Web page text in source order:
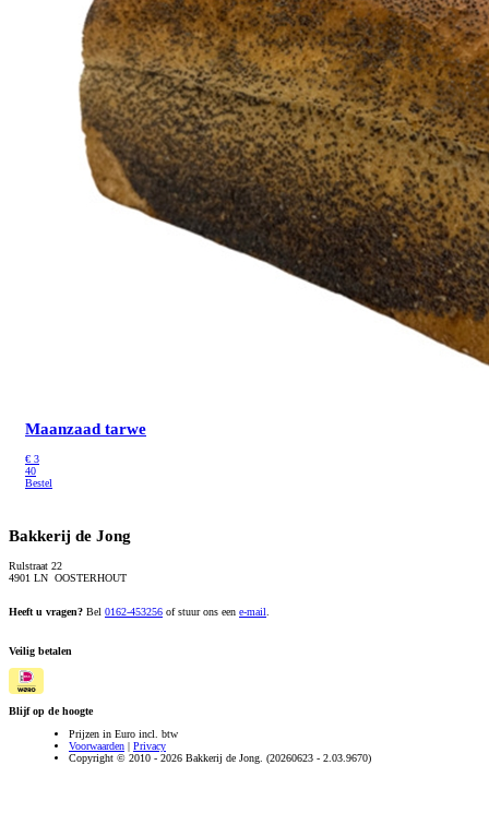
Maanzaad tarwe
€ 3
40
Bestel
Bakkerij de Jong
Rulstraat 22
4901 LN OOSTERHOUT
Heeft u vragen? Bel 0162-453256 of stuur ons een e-mail
Veilig betalen
Blijf op de hoogte
Prijzen in Euro incl. btw
Voorwaarden | Privacy
Copyright © 2010 - 2026 Bakkerij de Jong. (20260623 - 2.03.9670)